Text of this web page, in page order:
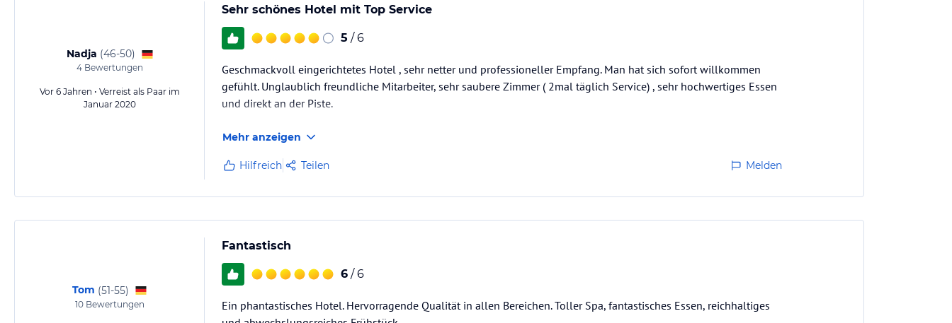
Nadja (46-50)
4 Bewertungen
Vor 6 Jahren • Verreist als Paar im
Januar 2020
Sehr schönes Hotel mit Top Service
5 / 6
Geschmackvoll eingerichtetes Hotel , sehr netter und professioneller Empfang. Man hat sich sofort willkommen
gefühlt. Unglaublich freundliche Mitarbeiter, sehr saubere Zimmer ( 2mal täglich Service) , sehr hochwertiges Essen
und direkt an der Piste.
Mehr anzeigen
Hilfreich Teilen Melden
Tom (51-55)
10 Bewertungen
Fantastisch
6 / 6
Ein phantastisches Hotel. Hervorragende Qualität in allen Bereichen. Toller Spa, fantastisches Essen, reichhaltiges